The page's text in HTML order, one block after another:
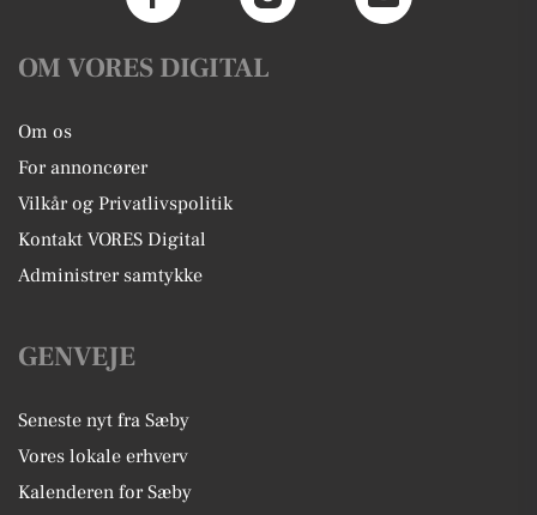
OM VORES DIGITAL
Om os
For annoncører
Vilkår og Privatlivspolitik
Kontakt VORES Digital
Administrer samtykke
GENVEJE
Seneste nyt fra Sæby
Vores lokale erhverv
Kalenderen for Sæby